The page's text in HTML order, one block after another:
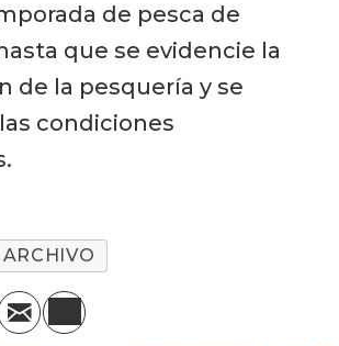
de pesca de
que se evidencie la
de la pesquería y se
condiciones
ARCHIVO